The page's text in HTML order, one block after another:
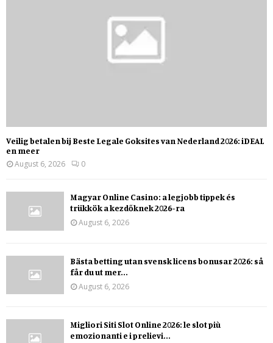
Veilig betalen bij Beste Legale Goksites van Nederland 2026: iDEAL
en meer
August 6, 2026
0
Magyar Online Casino: a legjobb tippek és
trükkök a kezdőknek 2026-ra
August 6, 2026
Bästa betting utan svensk licens bonusar 2026: så
får du ut mer...
August 6, 2026
Migliori Siti Slot Online 2026: le slot più
emozionanti e i prelievi...